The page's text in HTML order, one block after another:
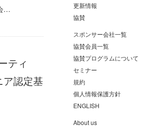
…
ティ
認定基
更新情報
協賛
スポンサー会社一覧
協賛会員一覧
協賛プログラムについて
セミナー
規約
個人情報保護方針
ENGLISH
About us